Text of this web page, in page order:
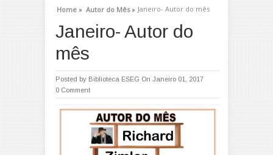
Home » Autor do Mês » Janeiro- Autor do mês
Janeiro- Autor do
mês
Posted by Biblioteca ESEG On Janeiro 01, 2017
0 Comment